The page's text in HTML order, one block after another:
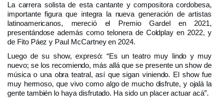
La carrera solista de esta cantante y compositora cordobesa,
importante figura que integra la nueva generación de artistas
latinoamericanos, mereció el Premio Gardel en 2021,
presentándose además como telonera de Coldplay en 2022, y
de Fito Páez y Paul McCartney en 2024.
Luego de su show, expresó: “Es un teatro muy lindo y muy
nuevo; se los recomiendo, más allá que se presente un show de
música o una obra teatral, así que sigan viniendo. El show fue
muy hermoso, que vivo como algo de mucho disfrute, y ojalá la
gente también lo haya disfrutado. Ha sido un placer actuar acá”.